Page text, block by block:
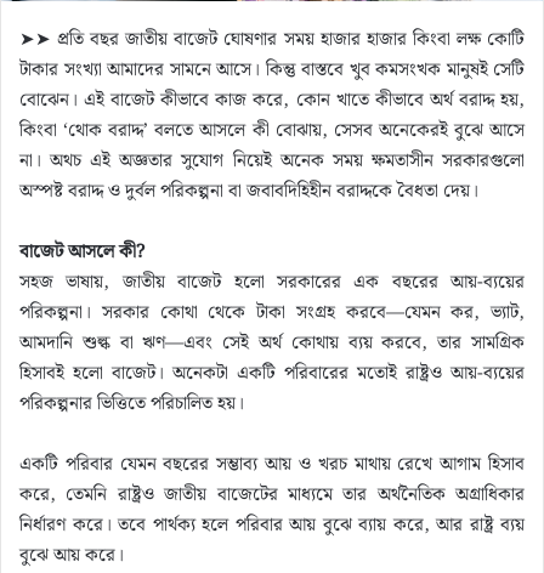
➤➤ প্রতি বছর জাতীয় বাজেট ঘোষণার সময় হাজার হাজার কিংবা লক্ষ কোটি
টাকার সংখ্যা আমাদের সামনে আসে। কিন্তু বাস্তবে খুব কমসংখক মানুষই সেটি
বোঝেন। এই বাজেট কীভাবে কাজ করে, কোন খাতে কীভাবে অর্থ বরাদ্দ হয়,
কিংবা ‘থোক বরাদ্দ’ বলতে আসলে কী বোঝায়, সেসব অনেকেরই বুঝে আসে
না। অথচ এই অজ্ঞতার সুযোগ নিয়েই অনেক সময় ক্ষমতাসীন সরকারগুলো
অস্পষ্ট বরাদ্দ ও দুর্বল পরিকল্পনা বা জবাবদিহিহীন বরাদ্দকে বৈধতা দেয়।
বাজেট আসলে কী?
সহজ ভাষায়, জাতীয় বাজেট হলো সরকারের এক বছরের আয়-ব্যয়ের
পরিকল্পনা। সরকার কোথা থেকে টাকা সংগ্রহ করবে—যেমন কর, ভ্যাট,
আমদানি শুল্ক বা ঋণ—এবং সেই অর্থ কোথায় ব্যয় করবে, তার সামগ্রিক
হিসাবই হলো বাজেট। অনেকটা একটি পরিবারের মতোই রাষ্ট্রও আয়-ব্যয়ের
পরিকল্পনার ভিত্তিতে পরিচালিত হয়।
একটি পরিবার যেমন বছরের সম্ভাব্য আয় ও খরচ মাথায় রেখে আগাম হিসাব
করে, তেমনি রাষ্ট্রও জাতীয় বাজেটের মাধ্যমে তার অর্থনৈতিক অগ্রাধিকার
নির্ধারণ করে। তবে পার্থক্য হলে পরিবার আয় বুঝে ব্যায় করে, আর রাষ্ট্র ব্যয়
বুঝে আয় করে।